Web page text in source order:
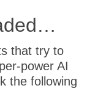
that try to
power AI
the following